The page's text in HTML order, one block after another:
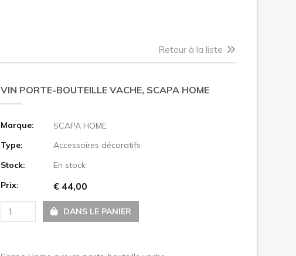
Retour à la liste
Suivant
VIN PORTE-BOUTEILLE VACHE, SCAPA HOME
Marque:
SCAPA HOME
Type:
Accessoires décoratifs
Stock:
En stock
Prix:
€ 44,00
DANS LE PANIER